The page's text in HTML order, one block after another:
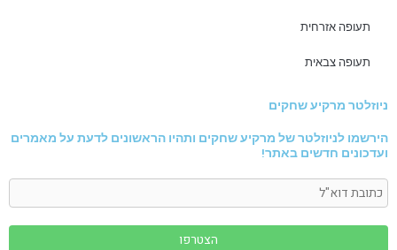
תעופה אזרחית
תעופה צבאית
ניוזלטר מרקיע שחקים
הירשמו לניוזלטר של מרקיע שחקים ותהיו הראשונים לדעת על מאמרים
ועדכונים חדשים באתר!